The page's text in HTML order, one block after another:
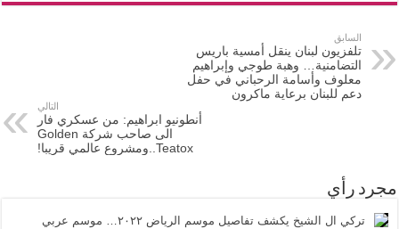
السابق
تلفزيون لبنان ينقل أمسية باريس
التضامنية… وهبة طوجي وإبراهيم
معلوف وأسامة الرحباني في حفل
دعم للبنان برعاية ماكرون
التالي
أنطونيو ابراهيم: من عسكري فار
الى صاحب شركة Golden
Teatox..ومشروع عالمي قريبا!
مجرد رأي
تركي ال الشيخ يكشف تفاصيل موسم الرياض ٢٠٢٢… موسم عربي